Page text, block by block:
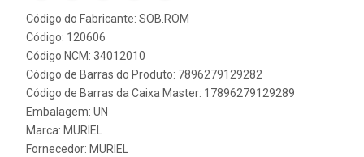
Código do Fabricante: SOB.ROM
Código: 120606
Código NCM: 34012010
Código de Barras do Produto: 7896279129282
Código de Barras da Caixa Master: 17896279129289
Embalagem: UN
Marca: MURIEL
Fornecedor: MURIEL